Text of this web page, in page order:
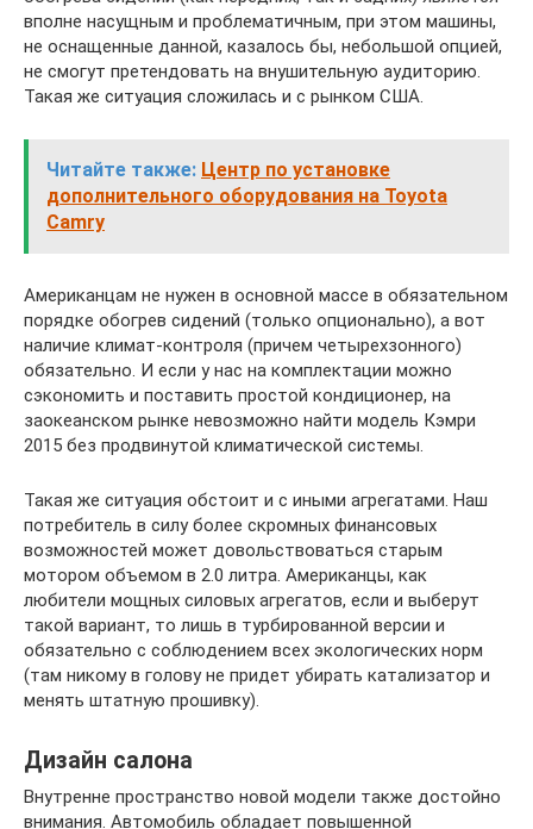
вполне насущным и проблематичным, при этом машины,
не оснащенные данной, казалось бы, небольшой опцией,
не смогут претендовать на внушительную аудиторию.
Такая же ситуация сложилась и с рынком США.
Читайте также: Центр по установке
дополнительного оборудования на Toyota
Camry
Американцам не нужен в основной массе в обязательном
порядке обогрев сидений (только опционально), а вот
наличие климат-контроля (причем четырехзонного)
обязательно. И если у нас на комплектации можно
сэкономить и поставить простой кондиционер, на
заокеанском рынке невозможно найти модель Кэмри
2015 без продвинутой климатической системы.
Такая же ситуация обстоит и с иными агрегатами. Наш
потребитель в силу более скромных финансовых
возможностей может довольствоваться старым
мотором объемом в 2.0 литра. Американцы, как
любители мощных силовых агрегатов, если и выберут
такой вариант, то лишь в турбированной версии и
обязательно с соблюдением всех экологических норм
(там никому в голову не придет убирать катализатор и
менять штатную прошивку).
Дизайн салона
Внутренне пространство новой модели также достойно
внимания. Автомобиль обладает повышенной